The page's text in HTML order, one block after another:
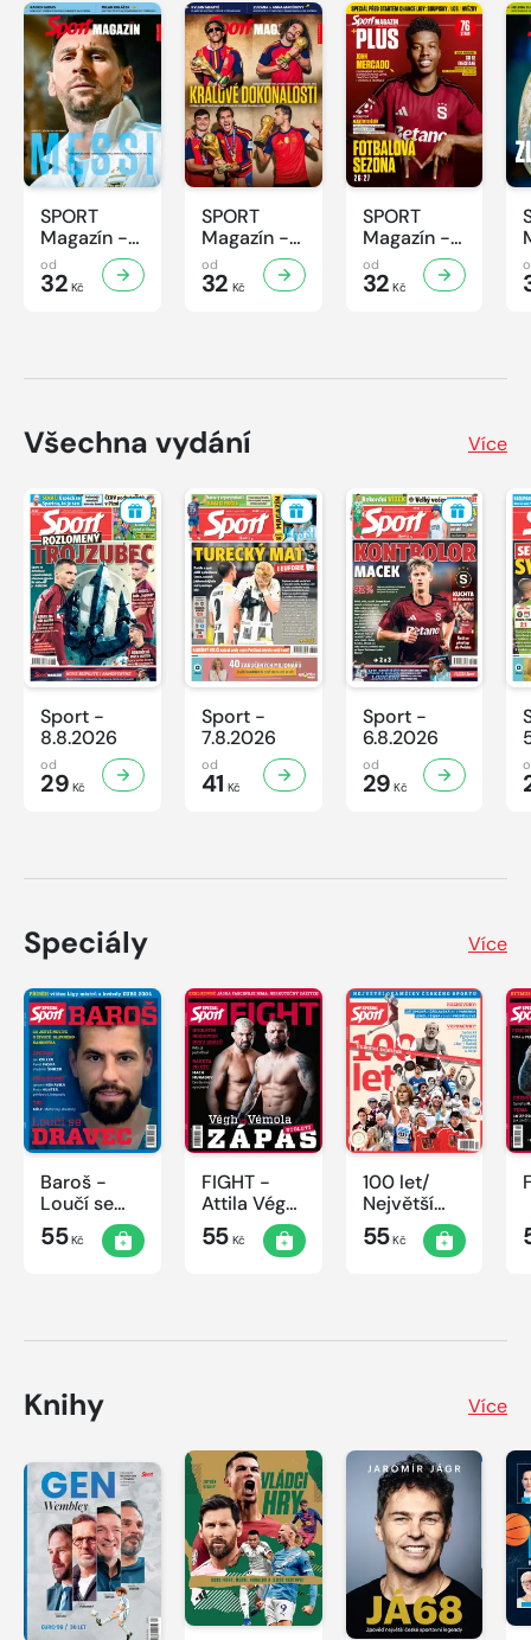
SPORT
Magazín -
32/2026
od
32 Kč
SPORT
Magazín -
31/2026
od
32 Kč
SPORT
Magazín -
30/2026
od
32 Kč
Všechna vydání Více
Sport -
8.8.2026
od
29 Kč
Sport -
7.8.2026
od
41 Kč
Sport -
6.8.2026
od
29 Kč
Speciály Více
Baroš -
Loučí se
dravec
55Kč
FIGHT -
Attila Végh
vs. Karlos
Vémola
55Kč
100 let/
Největší
okamžiky
českého
55Kč
Knihy Více